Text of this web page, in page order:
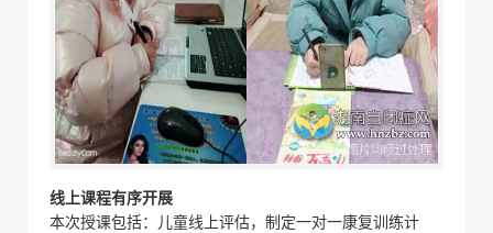
线上课程有序开展
本次授课包括：儿童线上评估，制定一对一康复训练计